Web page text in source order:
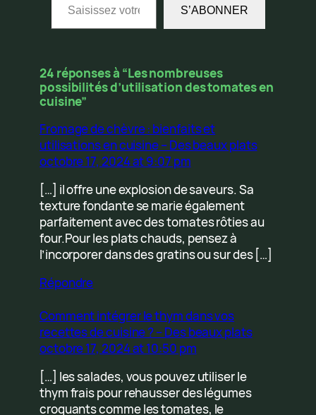
S’ABONNER
24 réponses à “Les nombreuses
possibilités d’utilisation des tomates en
cuisine”
Fromage de chèvre : bienfaits et
utilisations en cuisine – Des beaux plats
octobre 17, 2024 at 9:07 pm
[…] il offre une explosion de saveurs. Sa
texture fondante se marie également
parfaitement avec des tomates rôties au
four.Pour les plats chauds, pensez à
l’incorporer dans des gratins ou sur des […]
Répondre
Comment intégrer le thym dans vos
recettes de cuisine ? – Des beaux plats
octobre 17, 2024 at 10:50 pm
[…] les salades, vous pouvez utiliser le
thym frais pour rehausser des légumes
croquants comme les tomates, le